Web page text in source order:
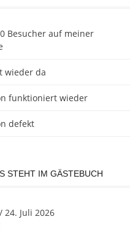
Besucher auf meiner
wieder da
funktioniert wieder
defekt
STEHT IM GÄSTEBUCH
/ 24. Juli 2026